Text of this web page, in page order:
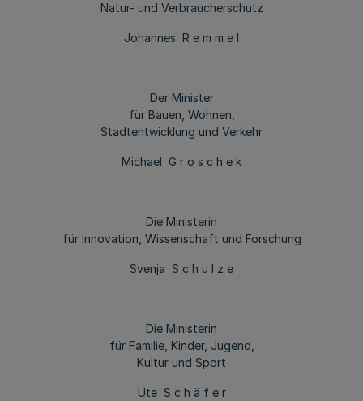
Natur- und Verbraucherschutz
Johannes R e m m e l
Der Minister
für Bauen, Wohnen,
Stadtentwicklung und Verkehr
Michael G r o s c h e k
Die Ministerin
für Innovation, Wissenschaft und Forschung
Svenja S c h u l z e
Die Ministerin
für Familie, Kinder, Jugend,
Kultur und Sport
Ute S c h ä f e r